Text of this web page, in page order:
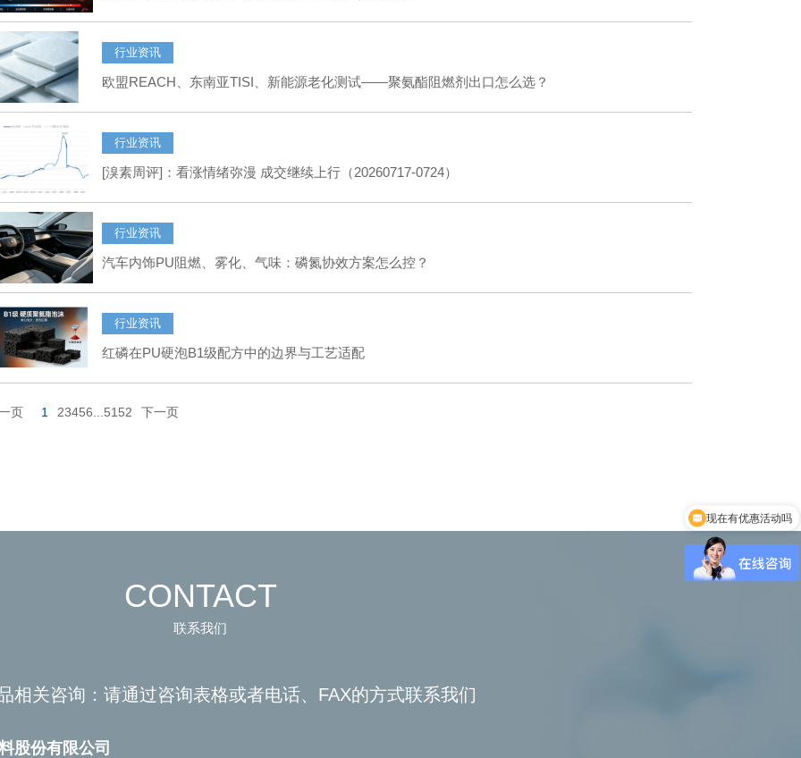
行业资讯
欧盟REACH、东南亚TISI、新能源老化测试——聚氨酯阻燃剂出口怎么选？
行业资讯
[溴素周评]：看涨情绪弥漫 成交继续上行（20260717-0724）
行业资讯
汽车内饰PU阻燃、雾化、气味：磷氮协效方案怎么控？
行业资讯
红磷在PU硬泡B1级配方中的边界与工艺适配
页 1 23456 51 52 下一页
CONTACT
联系我们
相关咨询： 请通过咨询表格或者电话、FAX的方式联系我们
股份有限公司
可以介绍下你们的产品么
现在有优惠活动吗